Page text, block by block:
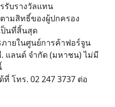
รับรางวัลแทน
ามสิทธิ์ของผู้ปกครอง
ป็นที่สิ้นสุด
ายในศูนย์การค้าฟอร์จูน
แลนด์ จำกัด (มหาชน) ไม่มี
โทร. 02 247 3737 ต่อ